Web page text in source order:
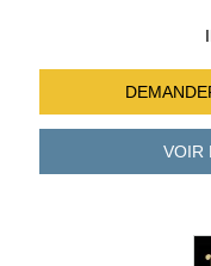
VOIR